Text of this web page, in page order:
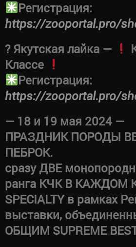
Регистрация:
https://zooportal.pro/
? Якутская лайка —
Классе
Регистрация:
https://zooportal.pro/
— 18 и 19 мая 2024 —
ПРАЗДНИК ПОРОДЫ
ПЕБРОК.
сразу ДВЕ
ранга КЧК В КАЖДОМ
SPECIALTY в рамках
выставки,
ОБЩИМ SUPREME